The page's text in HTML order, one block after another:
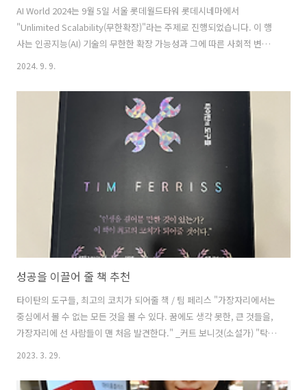
AI World 2024는 9월 5일 서울 롯데월드타워 롯데시네마에서
"Unlimited Scalability(무한확장)"라는 주제로 진행되었습니다. 이 행
사는 인공지능(AI) 기술의 무한한 확장 가능성과 그에 따른 사회적 변화
에 대해 논의하는 자리로, 다양한 분야의 전문가들이 참여했습니다. 주
세션으로, 생성형 AI의 발전과 오픈소스 AI의 역할에 대해 다루었습니다.
그는 AI의 상업적 활용과 탈중앙화된 민주적 AI의 중요성에 대해 강조했
습니다. 또한, LG전자와 KIST 등 여러 기업과 연구기관의 전문가들이 AI
의 산업적 활용 사례와 로봇 기술의 발전 방향을 공유하는 자리도 마련되
었습니다 웨인힐스 이수민 대표는 AI와 문화예술의..
2024. 9. 9.
성공을 이끌어 줄 책 추천
타이탄의 도구들, 최고의 코치가 되어줄 책 / 팀 페리스 "가장자리에서는
중심에서 볼 수 없는 모든 것을 볼 수 있다. 꿈에도 생각 못한, 큰 것들을,
가장자리에 선 사람들이 맨 처음 발견한다." _커트 보니것(소설가) "탁월
한 사람에게 규칙적인 습관이란, 야망의 또 다른 표현이다." _ 위스턴 휴
후 나는 모든 것을 기록으로 남겨 왔 다. 높이 2미터가 넘는 내 책장은 그
2023. 3. 29.